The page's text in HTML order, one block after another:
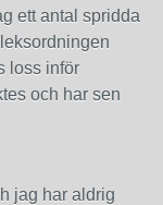
ett antal spridda
loss inför
och har sen
jag har aldrig